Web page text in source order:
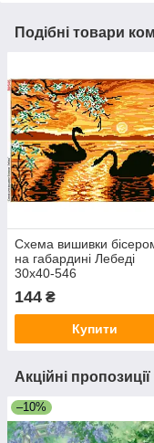
Подібні товари
Схема вишивки
на габардині Лебеді
30х40-546
144 ₴
Купити
Акційні
–10%